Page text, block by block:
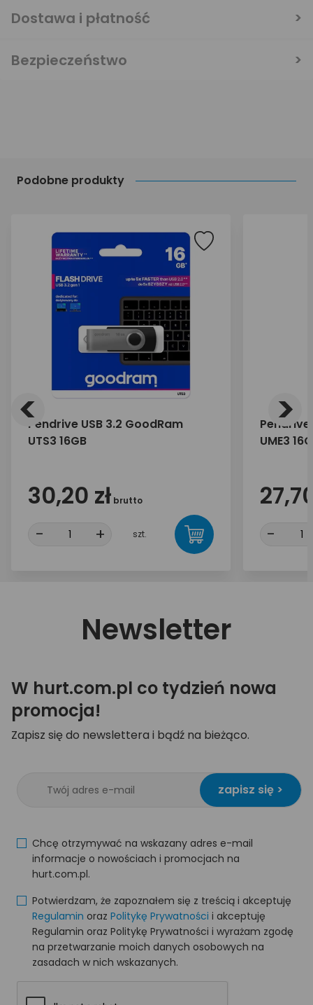
Podobne produkty
Pendrive USB 3.2 GoodRam
UTS3 16GB
30,20 zł brutto
- + szt.
Pendrive
UME3
-
< >
Dostawa i płatność
Bezpieczeństwo
Newsletter
W hurt.com.pl co tydzień nowa
promocja!
Zapisz się do newslettera i bądź na bieżąco.
zapisz się >
Chcę otrzymywać na wskazany adres e-mail
informacje o nowościach i promocjach na
hurt.com.pl.
Potwierdzam, że zapoznałem się z treścią i akceptuję
Regulamin oraz Politykę Prywatności i akceptuję
Regulamin oraz Politykę Prywatności i wyrażam zgodę
na przetwarzanie moich danych osobowych na
zasadach w nich wskazanych.